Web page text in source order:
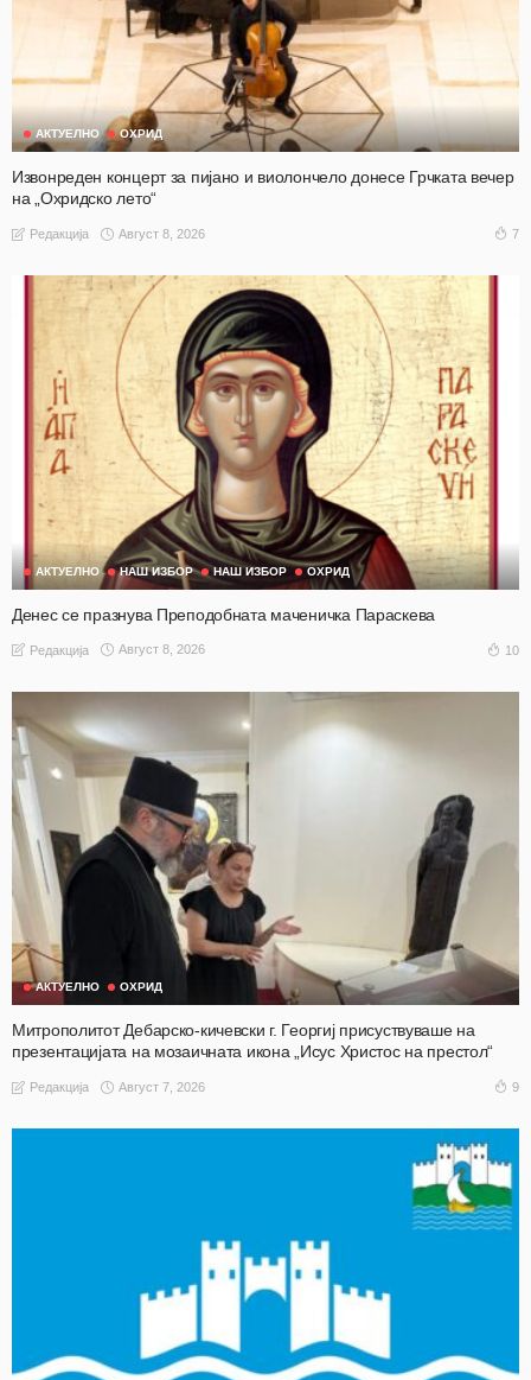
АКТУЕЛНО ОХРИД
Извонреден концерт за пијано и виолончело донесе Грчката вечер
на „Охридско лето“
Редакција Август 8, 2026 7
АКТУЕЛНО НАШ ИЗБОР НАШ ИЗБОР ОХРИД
Денес се празнува Преподобната маченичка Параскева
Редакција Август 8, 2026 10
АКТУЕЛНО ОХРИД
Митрополитот Дебарско-кичевски г. Георгиј присуствуваше на
презентацијата на мозаичната икона „Исус Христос на престол“
Редакција Август 7, 2026 9